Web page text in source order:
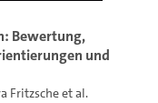
Bewertung,
und
Fritzscheet al.